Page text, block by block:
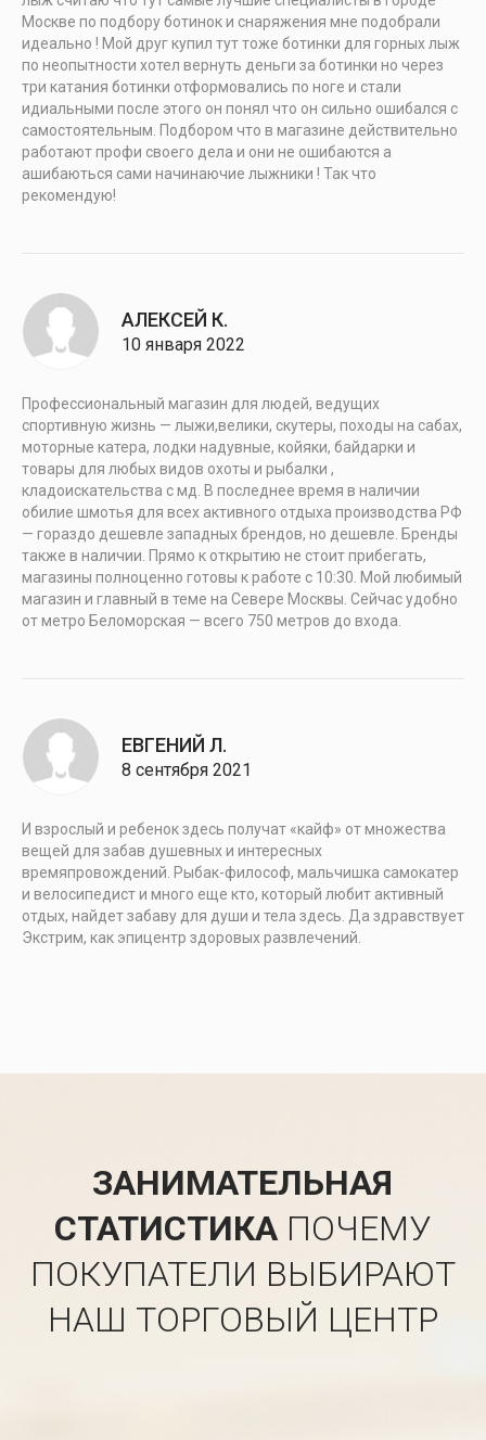
Москве по подбору ботинок и снаряжения мне подобрали
идеально ! Мой друг купил тут тоже ботинки для горных лыж
по неопытности хотел вернуть деньги за ботинки но через
три катания ботинки отформовались по ноге и стали
идиальными после этого он понял что он сильно ошибался с
самостоятельным. Подбором что в магазине действительно
работают профи своего дела и они не ошибаются а
ашибаються сами начинаючие лыжники ! Так что
рекомендую!
АЛЕКСЕЙ К.
10 января 2022
Профессиональный магазин для людей, ведущих
спортивную жизнь — лыжи,велики, скутеры, походы на сабах,
моторные катера, лодки надувные, койяки, байдарки и
товары для любых видов охоты и рыбалки ,
кладоискательства с мд. В последнее время в наличии
обилие шмотья для всех активного отдыха производства РФ
— гораздо дешевле западных брендов, но дешевле. Бренды
также в наличии. Прямо к открытию не стоит прибегать,
магазины полноценно готовы к работе с 10:30. Мой любимый
магазин и главный в теме на Севере Москвы. Сейчас удобно
от метро Беломорская — всего 750 метров до входа.
ЕВГЕНИЙ Л.
8 сентября 2021
И взрослый и ребенок здесь получат «кайф» от множества
вещей для забав душевных и интересных
времяпровождений. Рыбак-философ, мальчишка самокатер
и велосипедист и много еще кто, который любит активный
отдых, найдет забаву для души и тела здесь. Да здравствует
Экстрим, как эпицентр здоровых развлечений.
ЗАНИМАТЕЛЬНАЯ
СТАТИСТИКА ПОЧЕМУ
ПОКУПАТЕЛИ ВЫБИРАЮТ
НАШ ТОРГОВЫЙ ЦЕНТР